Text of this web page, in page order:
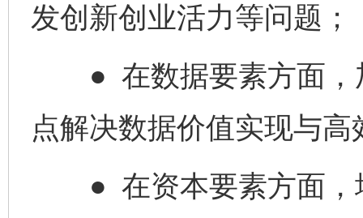
发创新创业活力等问题；
● 在数据要素方面，
点解决数据价值实现与
● 在资本要素方面，